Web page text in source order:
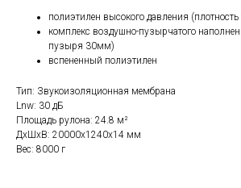
полиэтилен высокого давления
комплекс воздушно-пузырчатого
пузыря 30мм)
вспененный полиэтилен
Тип: Звукоизоляционная мембрана
Lnw: 30 дБ
Площадь рулона: 24.8 м²
ДxШxВ: 20000x1240x14 мм
Вес: 8000 г